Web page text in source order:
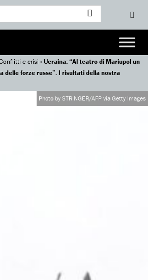
e crisi »Ucraina: “Al teatro di Mariupol un
delle forze russe”. I risultati della nostra
Photo by STRINGER/AFP via Getty Images